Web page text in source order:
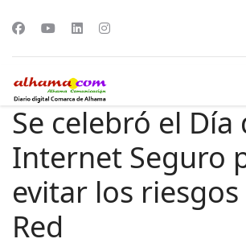
Se celebró el Día
Internet Seguro
evitar los riesgos
Red